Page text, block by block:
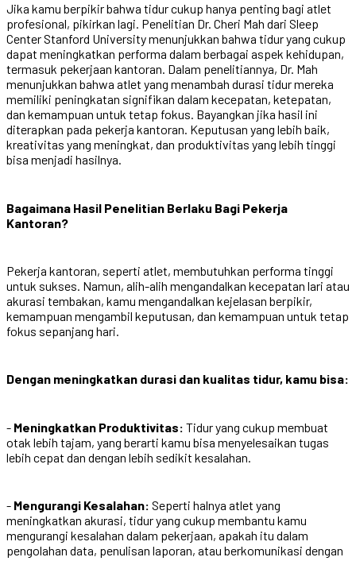
Jika kamu berpikir bahwa tidur cukup hanya penting bagi atlet
profesional, pikirkan lagi. Penelitian Dr. Cheri Mah dari Sleep
Center Stanford University menunjukkan bahwa tidur yang cukup
dapat meningkatkan performa dalam berbagai aspek kehidupan,
termasuk pekerjaan kantoran. Dalam penelitiannya, Dr. Mah
menunjukkan bahwa atlet yang menambah durasi tidur mereka
memiliki peningkatan signifikan dalam kecepatan, ketepatan,
dan kemampuan untuk tetap fokus. Bayangkan jika hasil ini
diterapkan pada pekerja kantoran. Keputusan yang lebih baik,
kreativitas yang meningkat, dan produktivitas yang lebih tinggi
bisa menjadi hasilnya.
Bagaimana Hasil Penelitian Berlaku Bagi Pekerja
Kantoran?
Pekerja kantoran, seperti atlet, membutuhkan performa tinggi
untuk sukses. Namun, alih-alih mengandalkan kecepatan lari atau
akurasi tembakan, kamu mengandalkan kejelasan berpikir,
kemampuan mengambil keputusan, dan kemampuan untuk tetap
fokus sepanjang hari.
Dengan meningkatkan durasi dan kualitas tidur, kamu bisa:
- Meningkatkan Produktivitas: Tidur yang cukup membuat
otak lebih tajam, yang berarti kamu bisa menyelesaikan tugas
lebih cepat dan dengan lebih sedikit kesalahan.
- Mengurangi Kesalahan: Seperti halnya atlet yang
meningkatkan akurasi, tidur yang cukup membantu kamu
mengurangi kesalahan dalam pekerjaan, apakah itu dalam
pengolahan data, penulisan laporan, atau berkomunikasi dengan